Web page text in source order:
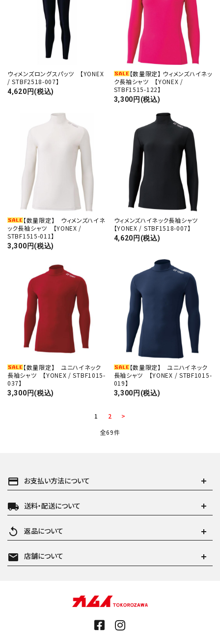
ウィメンズロングスパッツ 【YONEX
/ STBF2518-007】
4,620円(税込)
【数量限定】 ウィメンズハイネッ
ク長袖シャツ 【YONEX /
STBF1515-122】
3,300円(税込)
【数量限定】 ウィメンズハイネ
ック長袖シャツ 【YONEX /
STBF1515-011】
3,300円(税込)
ウィメンズハイネック長袖シャツ
【YONEX / STBF1518-007】
4,620円(税込)
【数量限定】 ユニハイネック
長袖シャツ 【YONEX / STBF1015-
037】
3,300円(税込)
【数量限定】 ユニハイネック
長袖シャツ 【YONEX / STBF1015-
019】
3,300円(税込)
1 2
>
全69件
payment お支払い方法について
local_shipping 送料・配送について
replay 返品について
mail 店舗について